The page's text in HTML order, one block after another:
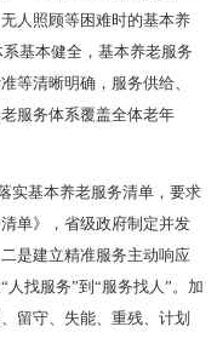
人照顾等困难时的基本养
基本健全，基本养老服务
等清晰明确，服务供给、
服务体系覆盖全体老年
实基本养老服务清单，要求
单》，省级政府制定并发
是建立精准服务主动响应
找服务”到“服务找人”。加
留守、失能、重残、计划